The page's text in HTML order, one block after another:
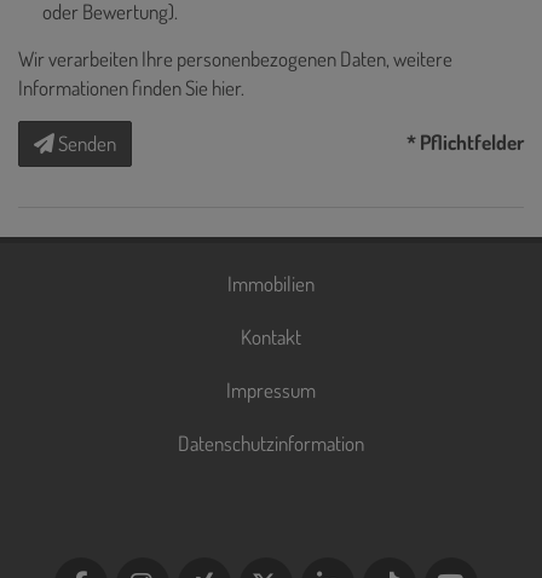
oder Bewertung).
Wir verarbeiten Ihre personenbezogenen Daten, weitere
Informationen finden Sie hier.
Senden * Pflichtfelder
Immobilien
Kontakt
Impressum
Datenschutzinformation